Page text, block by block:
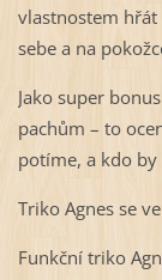
vlastnostem
sebe a na
Jako super
pachům – to
potíme, a kdo by
Triko Agnes se
Funkční triko